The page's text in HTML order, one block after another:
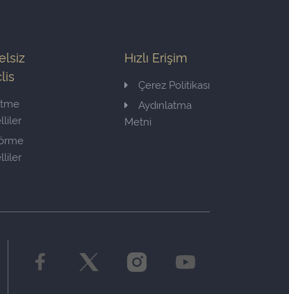
Hızlı Erişim
Çerez Politikası
Aydınlatma
Metni